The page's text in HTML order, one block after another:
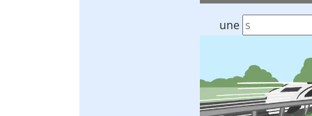
une